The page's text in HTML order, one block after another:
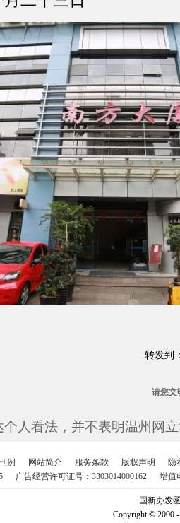
转发到
请您文
个人看法，并不表明温州网
例 网站简介 服务条款 版权声明
隐
广告经营许可证号：3303014000162 增值
国新办发
Copyright © 2000 -